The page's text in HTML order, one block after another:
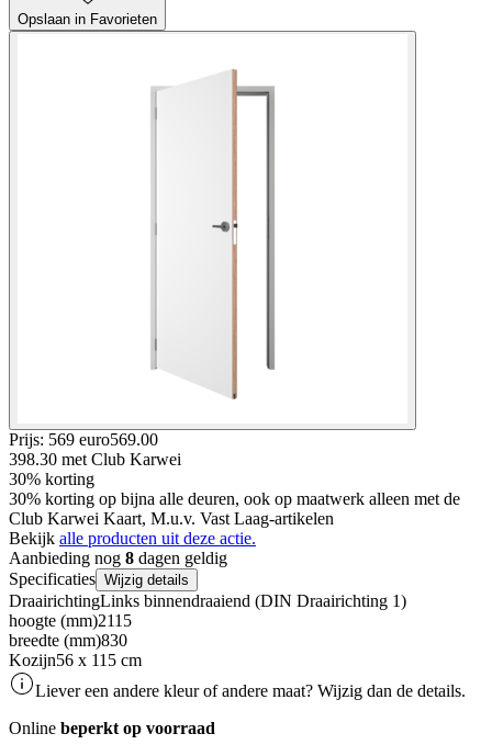
Opslaan in Favorieten
Prijs: 569 euro569.00
398.30 met Club Karwei
30% korting
30% korting op bijna alle deuren, ook op maatwerk alleen met de
Club Karwei Kaart, M.u.v. Vast Laag-artikelen
Bekijk alle producten uit deze actie.
Aanbieding nog 8 dagen geldig
Specificaties Wijzig details
DraairichtingLinks binnendraaiend (DIN Draairichting 1)
hoogte (mm)2115
breedte (mm)830
Kozijn56 x 115 cm
Liever een andere kleur of andere maat? Wijzig dan de details.
Online beperkt op voorraad